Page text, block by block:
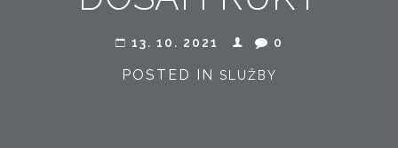
13. 10. 2021 0
POSTED IN SLUŽBY